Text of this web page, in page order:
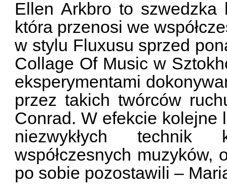
Ellen Arkbro to szwedzka
która przenosi we
w stylu Fluxusu sprzed
Collage Of Music w
eksperymentami
przez takich twórców
Conrad. W efekcie kolejne
niezwykłych technik
współczesnych muzyków,
po sobie pozostawili –